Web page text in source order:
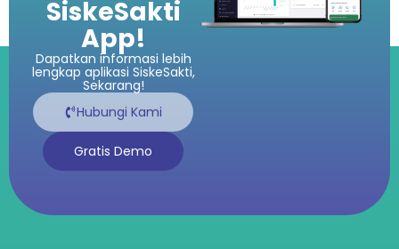
SiskeSakti
App!
Dapatkan informasi lebih
lengkap aplikasi SiskeSakti,
Sekarang!
Hubungi Kami
Gratis Demo